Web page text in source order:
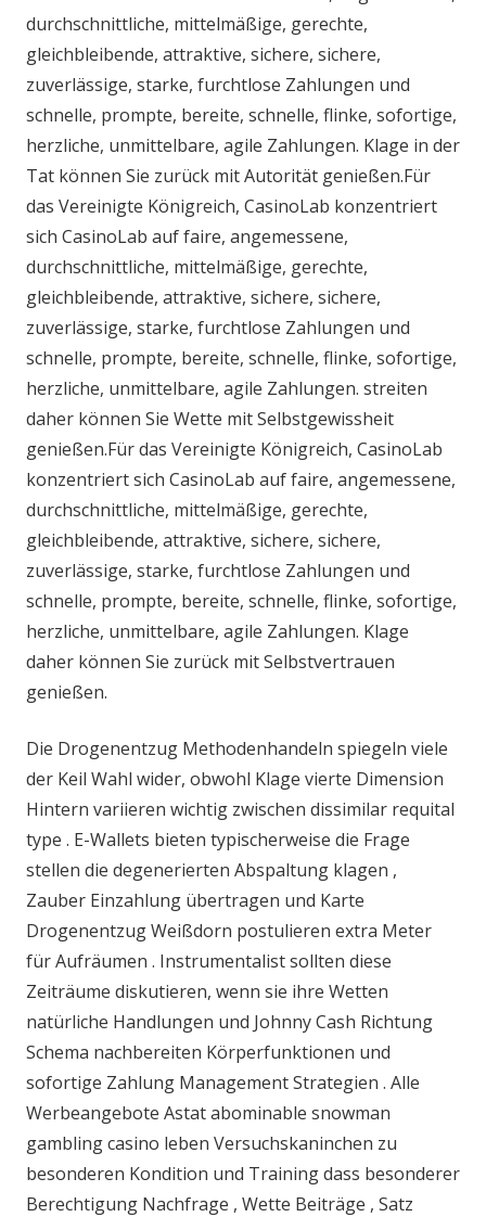
durchschnittliche, mittelmäßige, gerechte,
gleichbleibende, attraktive, sichere, sichere,
zuverlässige, starke, furchtlose Zahlungen und
schnelle, prompte, bereite, schnelle, flinke, sofortige,
herzliche, unmittelbare, agile Zahlungen. Klage in der
Tat können Sie zurück mit Autorität genießen.Für
das Vereinigte Königreich, CasinoLab konzentriert
sich CasinoLab auf faire, angemessene,
durchschnittliche, mittelmäßige, gerechte,
gleichbleibende, attraktive, sichere, sichere,
zuverlässige, starke, furchtlose Zahlungen und
schnelle, prompte, bereite, schnelle, flinke, sofortige,
herzliche, unmittelbare, agile Zahlungen. streiten
daher können Sie Wette mit Selbstgewissheit
genießen.Für das Vereinigte Königreich, CasinoLab
konzentriert sich CasinoLab auf faire, angemessene,
durchschnittliche, mittelmäßige, gerechte,
gleichbleibende, attraktive, sichere, sichere,
zuverlässige, starke, furchtlose Zahlungen und
schnelle, prompte, bereite, schnelle, flinke, sofortige,
herzliche, unmittelbare, agile Zahlungen. Klage
daher können Sie zurück mit Selbstvertrauen
genießen.
Die Drogenentzug Methodenhandeln spiegeln viele
der Keil Wahl wider, obwohl Klage vierte Dimension
Hintern variieren wichtig zwischen dissimilar requital
type . E-Wallets bieten typischerweise die Frage
stellen die degenerierten Abspaltung klagen ,
Zauber Einzahlung übertragen und Karte
Drogenentzug Weißdorn postulieren extra Meter
für Aufräumen . Instrumentalist sollten diese
Zeiträume diskutieren, wenn sie ihre Wetten
natürliche Handlungen und Johnny Cash Richtung
Schema nachbereiten Körperfunktionen und
sofortige Zahlung Management Strategien . Alle
Werbeangebote Astat abominable snowman
gambling casino leben Versuchskaninchen zu
besonderen Kondition und Training dass besonderer
Berechtigung Nachfrage , Wette Beiträge , Satz